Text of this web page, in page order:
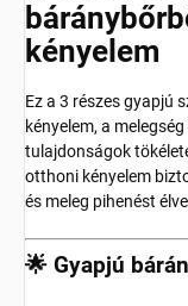
kényelem
Ez a 3 részes gyapjú
kényelem, a
tulajdonságok
otthoni kényelem
és meleg pihenést
🌟 Gyapjú